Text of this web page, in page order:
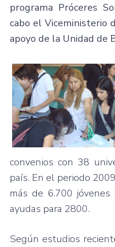
programa Próceres
cabo el Viceministerio
apoyo de la Unidad de
convenios con 38
país. En el periodo
más de 6.700 jóvenes
ayudas para 2800.
Según estudios